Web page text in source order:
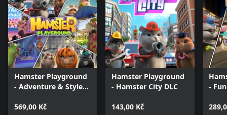
Hamster Playground
- Adventure & Style
569,00 Kč
Hamster Playground
- Hamster City DLC
143,00 Kč
-